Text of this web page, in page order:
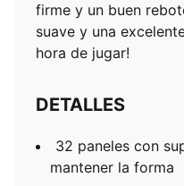
firme y un buen
suave y una
hora de jugar!
DETALLES
32 paneles con
mantener la forma